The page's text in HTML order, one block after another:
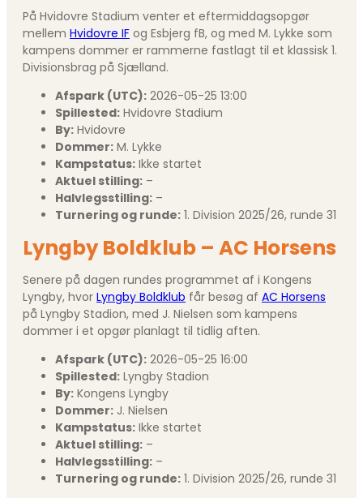
På Hvidovre Stadium venter et eftermiddagsopgør
mellem Hvidovre IF og Esbjerg fB, og med M. Lykke som
kampens dommer er rammerne fastlagt til et klassisk 1.
Divisionsbrag på Sjælland.
Afspark (UTC): 2026-05-25 13:00
Spillested: Hvidovre Stadium
By: Hvidovre
Dommer: M. Lykke
Kampstatus: Ikke startet
Aktuel stilling: –
Halvlegsstilling: –
Turnering og runde: 1. Division 2025/26, runde 31
Lyngby Boldklub – AC Horsens
Senere på dagen rundes programmet af i Kongens
Lyngby, hvor Lyngby Boldklub får besøg af AC Horsens
på Lyngby Stadion, med J. Nielsen som kampens
dommer i et opgør planlagt til tidlig aften.
Afspark (UTC): 2026-05-25 16:00
Spillested: Lyngby Stadion
By: Kongens Lyngby
Dommer: J. Nielsen
Kampstatus: Ikke startet
Aktuel stilling: –
Halvlegsstilling: –
Turnering og runde: 1. Division 2025/26, runde 31